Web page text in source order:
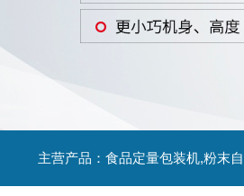
主营产品：食品定量包装机,粉末